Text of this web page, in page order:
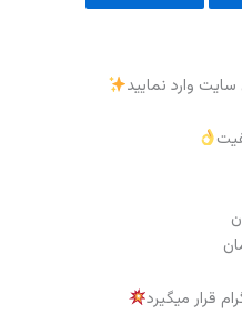
وارد نمایید
قرار میگیرد